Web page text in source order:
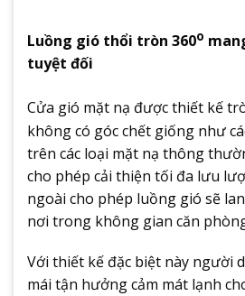
Luồng gió thổi tròn 360o
tuyệt đối
Cửa gió mặt nạ được thiết kế
không có góc chết giống như
trên các loại mặt nạ thông
cho phép cải thiện tối đa lưu
ngoài cho phép luồng gió sẽ
nơi trong không gian căn
Với thiết kế đặc biệt này người
mái tận hưởng cảm mát lạnh